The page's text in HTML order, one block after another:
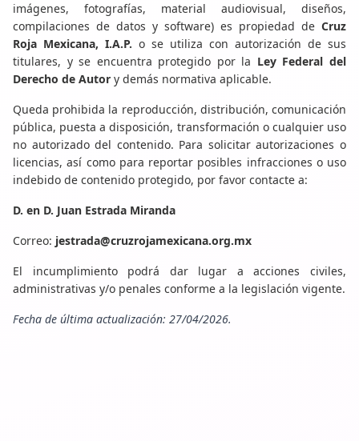
imágenes, fotografías, material audiovisual, diseños,
compilaciones de datos y software) es propiedad de Cruz
Roja Mexicana, I.A.P. o se utiliza con autorización de sus
titulares, y se encuentra protegido por la Ley Federal del
Derecho de Autor y demás normativa aplicable.
Queda prohibida la reproducción, distribución, comunicación
pública, puesta a disposición, transformación o cualquier uso
no autorizado del contenido. Para solicitar autorizaciones o
licencias, así como para reportar posibles infracciones o uso
indebido de contenido protegido, por favor contacte a:
D. en D. Juan Estrada Miranda
Correo: jestrada@cruzrojamexicana.org.mx
El incumplimiento podrá dar lugar a acciones civiles,
administrativas y/o penales conforme a la legislación vigente.
Fecha de última actualización: 27/04/2026.